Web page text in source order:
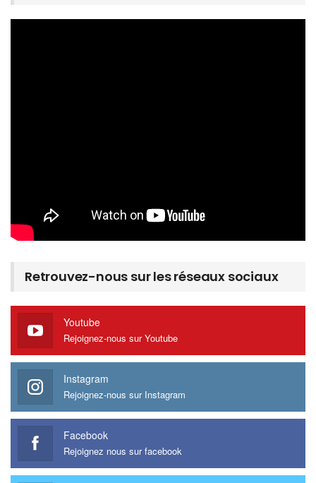
Retrouvez-nous sur les réseaux sociaux
Youtube
Rejoignez-nous sur Youtube
Instagram
Rejoignez-nous sur Instagram
Facebook
Rejoignez nous sur facebook